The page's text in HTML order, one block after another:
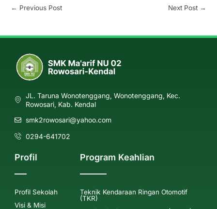
← Previous Post Next Post →
JL. Taruna Wonotenggang, Wonotenggang, Kec.
Rowosari, Kab. Kendal
smk2rowosari@yahoo.com
0294-641702
Profil
Profil Sekolah
Visi & Misi
Program Keahlian
Teknik Kendaraan Ringan Otomotif
(TKR)